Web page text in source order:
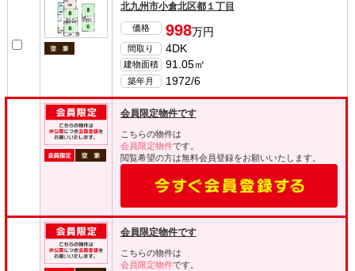
北九州市小倉北区都１丁目
価格 998万円
間取り 4DK
建物面積 91.05㎡
築年月 1972/6
会員限定物件です
こちらの物件は
会員限定物件です。
閲覧希望の方は無料会員登録をお願いいたします。
会員限定物件です
こちらの物件は
会員限定物件です。